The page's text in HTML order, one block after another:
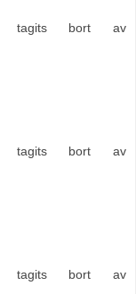
tagits bort av
tagits bort av
tagits bort av